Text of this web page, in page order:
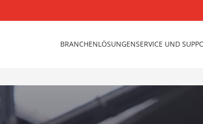
BRANCHENLÖSUNGENSERVICE UND